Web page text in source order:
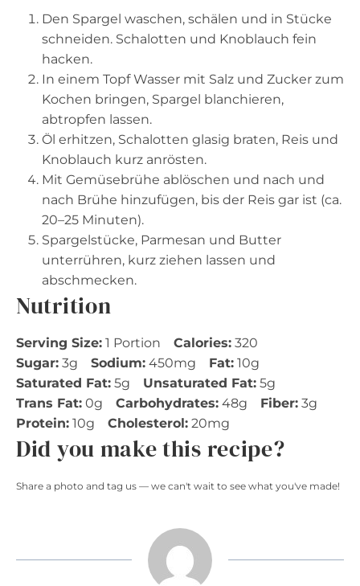
Den Spargel waschen, schälen und in Stücke
schneiden. Schalotten und Knoblauch fein
hacken.
In einem Topf Wasser mit Salz und Zucker zum
Kochen bringen, Spargel blanchieren,
abtropfen lassen.
Öl erhitzen, Schalotten glasig braten, Reis und
Knoblauch kurz anrösten.
Mit Gemüsebrühe ablöschen und nach und
nach Brühe hinzufügen, bis der Reis gar ist (ca.
20–25 Minuten).
Spargelstücke, Parmesan und Butter
unterrühren, kurz ziehen lassen und
abschmecken.
Nutrition
Serving Size: 1 Portion Calories: 320
Sugar: 3g Sodium: 450mg Fat: 10g
Saturated Fat: 5g Unsaturated Fat: 5g
Trans Fat: 0g Carbohydrates: 48g Fiber: 3g
Protein: 10g Cholesterol: 20mg
Did you make this recipe?
Share a photo and tag us — we can't wait to see what you've made!